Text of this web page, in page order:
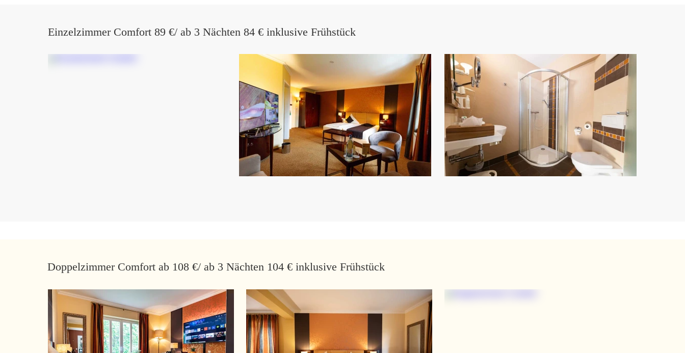
Einzelzimmer Comfort 89 €/ ab 3 Nächten 84 € inklusive Frühstück
Doppelzimmer Comfort ab 108 €/ ab 3 Nächten 104 € inklusive Frühstück